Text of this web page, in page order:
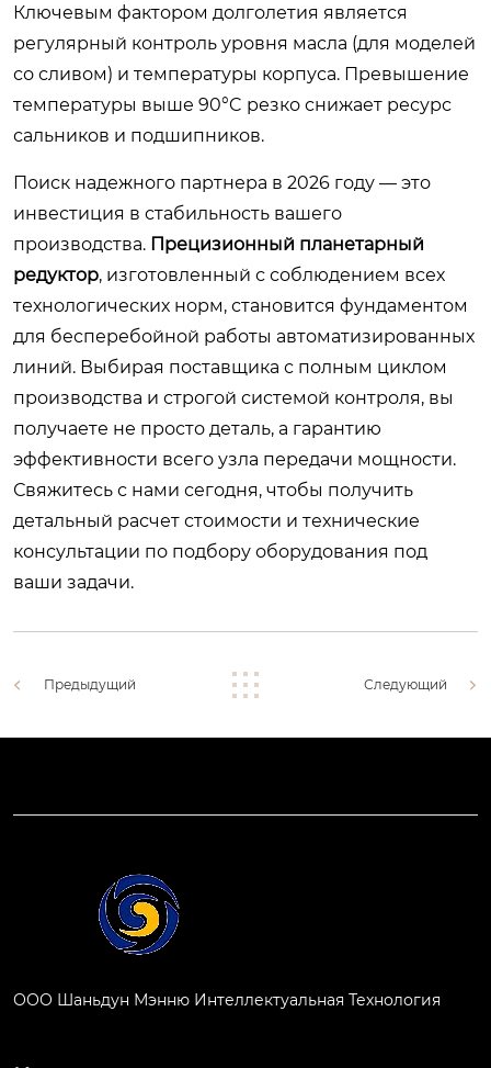
Ключевым фактором долголетия является
регулярный контроль уровня масла (для моделей
со сливом) и температуры корпуса. Превышение
температуры выше 90°C резко снижает ресурс
сальников и подшипников.
Поиск надежного партнера в 2026 году — это
инвестиция в стабильность вашего
производства. Прецизионный планетарный
редуктор, изготовленный с соблюдением всех
технологических норм, становится фундаментом
для бесперебойной работы автоматизированных
линий. Выбирая поставщика с полным циклом
производства и строгой системой контроля, вы
получаете не просто деталь, а гарантию
эффективности всего узла передачи мощности.
Свяжитесь с нами сегодня, чтобы получить
детальный расчет стоимости и технические
консультации по подбору оборудования под
ваши задачи.
Предыдущий Следующий
ООО Шаньдун Мэнню Интеллектуальная Технология